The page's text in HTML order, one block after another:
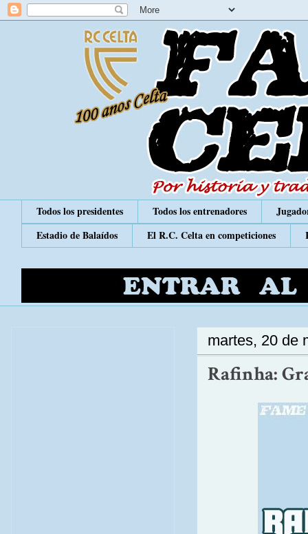
Todos los presidentes Todos los entrenadores
Estadio de Balaídos
El R.C. Celta en competiciones
martes, 20 de
Rafinha: